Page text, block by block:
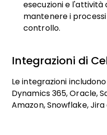
esecuzioni e l'attività
mantenere i
controllo.
Integrazioni di
Le integrazioni
Dynamics 365, Oracle,
Amazon, Snowflake, Jira